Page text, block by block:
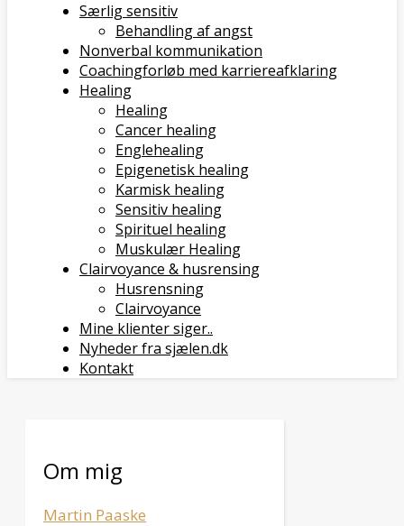
Særlig sensitiv
Behandling af angst
Nonverbal kommunikation
Coachingforløb med karriereafklaring
Healing
Healing
Cancer healing
Englehealing
Epigenetisk healing
Karmisk healing
Sensitiv healing
Spirituel healing
Muskulær Healing
Clairvoyance & husrensing
Husrensning
Clairvoyance
Mine klienter siger..
Nyheder fra sjælen.dk
Kontakt
Om mig
Martin Paaske